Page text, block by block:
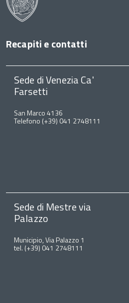
Recapiti e contatti
Sede di Venezia Ca'
Farsetti
San Marco 4136
Telefono (+39) 041 2748111
Sede di Mestre via
Palazzo
Municipio, Via Palazzo 1
tel. (+39) 041 2748111